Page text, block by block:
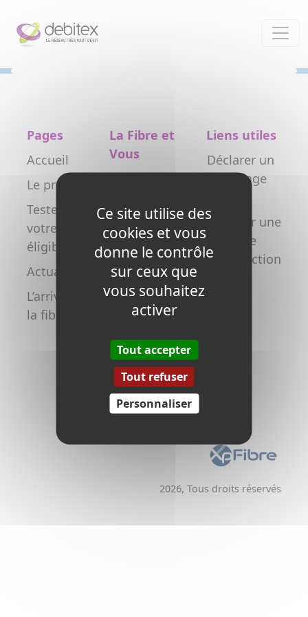
Pages
Accueil
Le projet
Testez
votre
éligibilité
Actualités
L’arrivée de
la fibre
La Fibre et
Vous
Particulier
Collectivité
Opérateur
Copropriétés
/ syndics
Promoteurs /
Aménageurs
Liens utiles
Déclarer un
dommage
Déclarer une
nouvelle
construction
2026, Tous droits réservés
Ce site utilise des
cookies et vous
donne le contrôle
sur ceux que
vous souhaitez
activer
Tout accepter
Tout refuser
Personnaliser